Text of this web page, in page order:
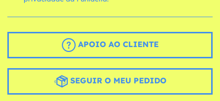
APOIO AO CLIENTE
SEGUIR O MEU PEDIDO